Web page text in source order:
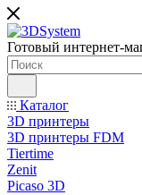
Готовый интернет-
Каталог
3D принтеры
3D принтеры FDM
Tiertime
Zenit
Picaso 3D